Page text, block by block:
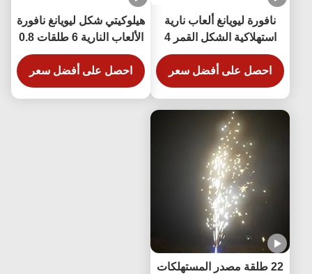
نافورة ليويانغ ألعاب نارية
استهلاكية الشكل القمر 4
طلقات 200 غرام
احصل على أفضل سعر
هيلوكيتي شكل ليويانغ نافورة
الألعاب النارية 6 طلقات 0.8
بوصة للعام الجديد
احصل على أفضل سعر
22 طلقة مصدر المستهلكات